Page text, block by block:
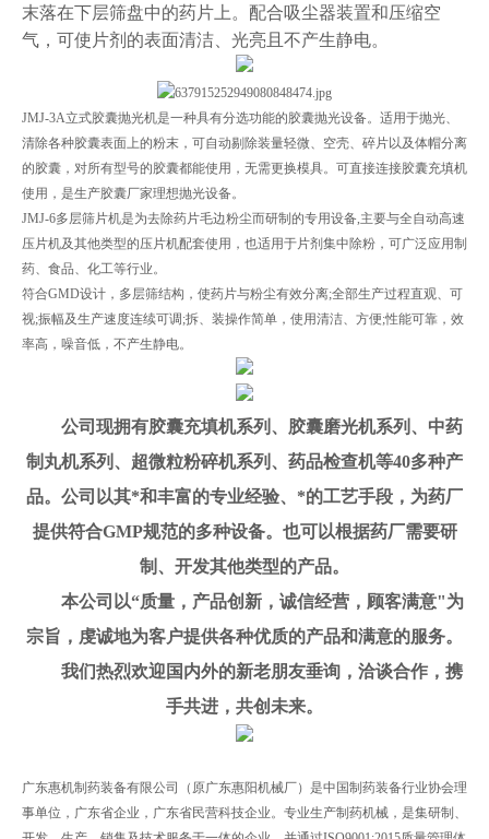
末落在下层筛盘中的药片上。配合吸尘器装置和压缩空
气，可使片剂的表面清洁、光亮且不产生静电。
JMJ-3A立式胶囊抛光机是一种具有分选功能的胶囊抛光设备。适用于抛光、
清除各种胶囊表面上的粉末，可自动剔除装量轻微、空壳、碎片以及体帽分离
的胶囊，对所有型号的胶囊都能使用，无需更换模具。可直接连接胶囊充填机
使用，是生产胶囊厂家理想抛光设备。
JMJ-6多层筛片机是为去除药片毛边粉尘而研制的专用设备,主要与全自动高速
压片机及其他类型的压片机配套使用，也适用于片剂集中除粉，可广泛应用制
药、食品、化工等行业。
符合GMD设计，多层筛结构，使药片与粉尘有效分离;全部生产过程直观、可
视;振幅及生产速度连续可调;拆、装操作简单，使用清洁、方便;性能可靠，效
率高，噪音低，不产生静电。
公司现拥有胶囊充填机系列、胶囊磨光机系列、中药
制丸机系列、超微粒粉碎机系列、药品检查机等40多种产
品。公司以其*和丰富的专业经验、*的工艺手段，为药厂
提供符合GMP规范的多种设备。也可以根据药厂需要研
制、开发其他类型的产品。
本公司以“质量，产品创新，诚信经营，顾客满意"为
宗旨，虔诚地为客户提供各种优质的产品和满意的服务。
我们热烈欢迎国内外的新老朋友垂询，洽谈合作，携
手共进，共创未来。
广东惠机制药装备有限公司（原广东惠阳机械厂）是中国制药装备行业协会理
事单位，广东省企业，广东省民营科技企业。专业生产制药机械，是集研制、